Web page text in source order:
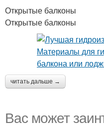
Открытые балконы
Открытые балконы
читать дальше →
Вас может